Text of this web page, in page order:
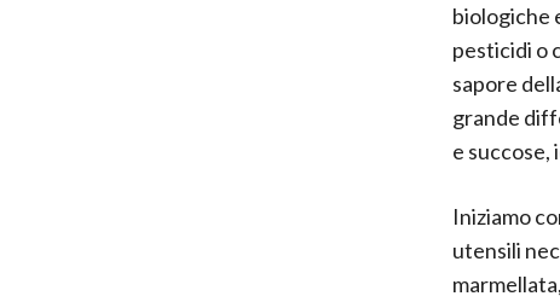
biologiche
pesticidi o
sapore
grande
e succose,
Iniziamo
utensili